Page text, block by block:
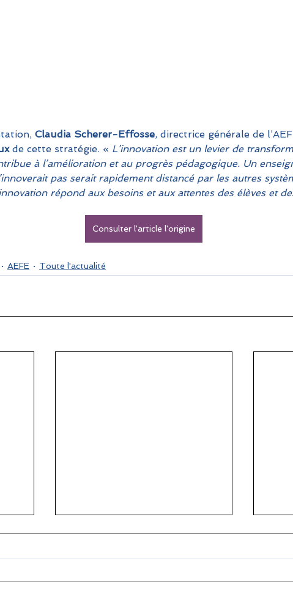
Claudia Scherer-Effosse, directrice générale de
de cette stratégie. « L’innovation est un levier de
à l’amélioration et au progrès pédagogique. Un
pas serait rapidement distancé par les autres
répond aux besoins et aux attentes des élèves et
Consulter l'article l'origine
AEFE Toute l'actualité